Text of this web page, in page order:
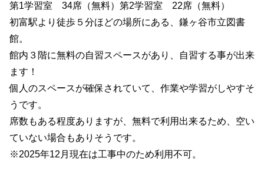
第1学習室 34席（無料）第2学習室 22席（無料）
初富駅より徒歩５分ほどの場所にある、鎌ヶ谷市立図書
館。
館内３階に無料の自習スペースがあり、自習する事が出来
ます！
個人のスペースが確保されていて、作業や学習がしやすそ
うです。
席数もある程度ありますが、無料で利用出来るため、空い
ていない場合もありそうです。
※2025年12月現在は工事中のため利用不可。